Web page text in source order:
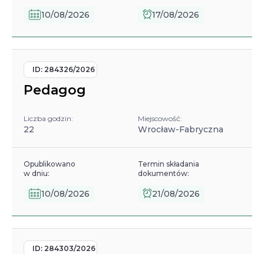
10/08/2026 17/08/2026
ID: 284326/2026
Pedagog
Liczba godzin:
22
Miejscowość:
Wrocław-Fabryczna
Opublikowano
w dniu:
10/08/2026
Termin składania
dokumentów:
21/08/2026
ID: 284303/2026